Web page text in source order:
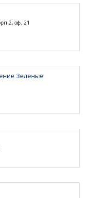
оф. 21
Зеленые